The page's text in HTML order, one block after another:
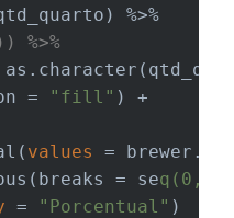
%>%
%>%
=
"fill" ) +
values
=
= se
q(0,
= "Porcentual" )